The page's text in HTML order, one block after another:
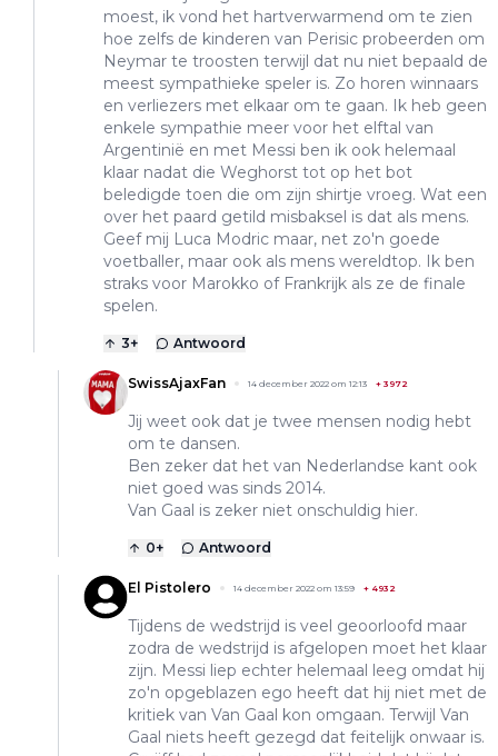
moest, ik vond het hartverwarmend om te zien
hoe zelfs de kinderen van Perisic probeerden om
Neymar te troosten terwijl dat nu niet bepaald de
meest sympathieke speler is. Zo horen winnaars
en verliezers met elkaar om te gaan. Ik heb geen
enkele sympathie meer voor het elftal van
Argentinië en met Messi ben ik ook helemaal
klaar nadat die Weghorst tot op het bot
beledigde toen die om zijn shirtje vroeg. Wat een
over het paard getild misbaksel is dat als mens.
Geef mij Luca Modric maar, net zo'n goede
voetballer, maar ook als mens wereldtop. Ik ben
straks voor Marokko of Frankrijk als ze de finale
spelen.
3+ Antwoord
SwissAjaxFan 14 december 2022 om 12:13 + 3972
Jij weet ook dat je twee mensen nodig hebt
om te dansen.
Ben zeker dat het van Nederlandse kant ook
niet goed was sinds 2014.
Van Gaal is zeker niet onschuldig hier.
0+ Antwoord
El Pistolero 14 december 2022 om 13:59 + 4932
Tijdens de wedstrijd is veel geoorloofd maar
zodra de wedstrijd is afgelopen moet het klaar
zijn. Messi liep echter helemaal leeg omdat hij
zo'n opgeblazen ego heeft dat hij niet met de
kritiek van Van Gaal kon omgaan. Terwijl Van
Gaal niets heeft gezegd dat feitelijk onwaar is.